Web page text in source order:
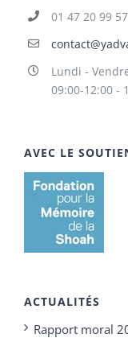
01 47 20 99 57
Lundi -
09:00-12:00 -
AVEC LE
ACTUALITÉS
Rapport moral